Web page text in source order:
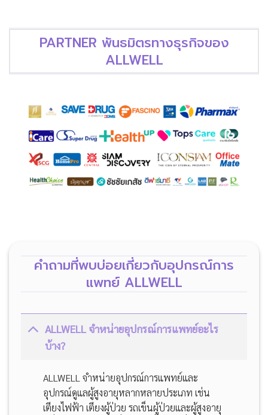
PARTNER พันธมิตรทางธุรกิจของ
ALLWELL
คำถามที่พบบ่อยเกี่ยวกับอุปกรณ์การ
แพทย์ ALLWELL
ALLWELL จำหน่ายอุปกรณ์การแพทย์อะไร
บ้าง?
ALLWELL จำหน่ายอุปกรณ์การแพทย์และ
อุปกรณ์ดูแลผู้สูงอายุหลากหลายประเภท เช่น
เตียงไฟฟ้า เตียงผู้ป่วย รถเข็นผู้ป่วยและผู้สูงอายุ